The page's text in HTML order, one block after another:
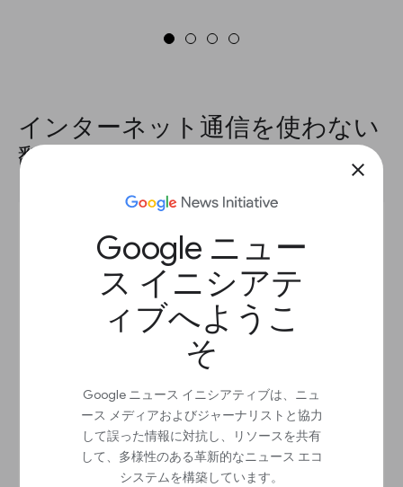
close
Google ニュー
ス イニシアテ
ィブへようこ
そ
Google ニュース イニシアティブは、ニュ
ース メディアおよびジャーナリストと協力
して誤った情報に対抗し、リソースを共有
して、多様性のある革新的なニュース エコ
システムを構築しています。
インターネット通信を使わない
翻訳